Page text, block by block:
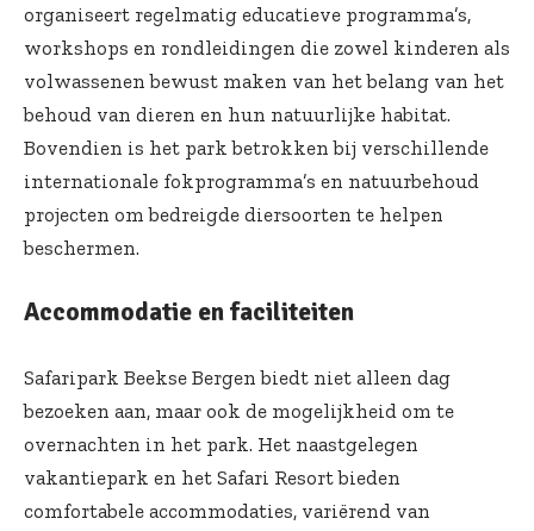
organiseert regelmatig educatieve programma’s,
workshops en rondleidingen die zowel kinderen als
volwassenen bewust maken van het belang van het
behoud van dieren en hun natuurlijke habitat.
Bovendien is het park betrokken bij verschillende
internationale fokprogramma’s en natuurbehoud
projecten om bedreigde diersoorten te helpen
beschermen.
Accommodatie en faciliteiten
Safaripark Beekse Bergen biedt niet alleen dag
bezoeken aan, maar ook de mogelijkheid om te
overnachten in het park. Het naastgelegen
vakantiepark en het Safari Resort bieden
comfortabele accommodaties, variërend van